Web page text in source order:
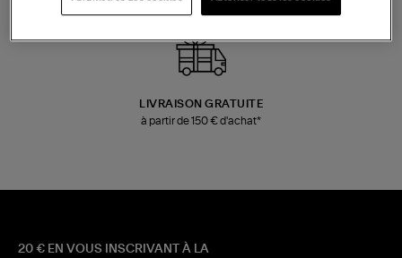
LIVRAISON GRATUITE
à partir de 150 € d'achat*
20 € EN VOUS INSCRIVANT À LA